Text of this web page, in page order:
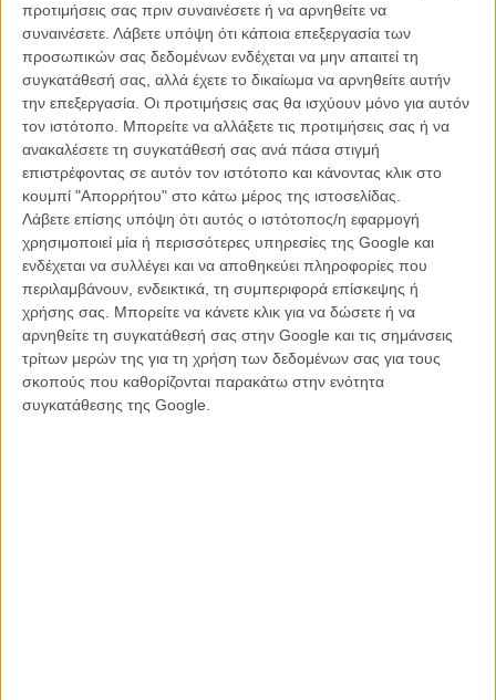
προτιμήσεις σας πριν συναινέσετε ή να αρνηθείτε να
συναινέσετε. Λάβετε υπόψη ότι κάποια επεξεργασία των
προσωπικών σας δεδομένων ενδέχεται να μην απαιτεί τη
συγκατάθεσή σας, αλλά έχετε το δικαίωμα να αρνηθείτε αυτήν
την επεξεργασία. Οι προτιμήσεις σας θα ισχύουν μόνο για αυτόν
τον ιστότοπο. Μπορείτε να αλλάξετε τις προτιμήσεις σας ή να
ανακαλέσετε τη συγκατάθεσή σας ανά πάσα στιγμή
επιστρέφοντας σε αυτόν τον ιστότοπο και κάνοντας κλικ στο
κουμπί "Απορρήτου" στο κάτω μέρος της ιστοσελίδας.
Λάβετε επίσης υπόψη ότι αυτός ο ιστότοπος/η εφαρμογή
χρησιμοποιεί μία ή περισσότερες υπηρεσίες της Google και
ενδέχεται να συλλέγει και να αποθηκεύει πληροφορίες που
περιλαμβάνουν, ενδεικτικά, τη συμπεριφορά επίσκεψης ή
χρήσης σας. Μπορείτε να κάνετε κλικ για να δώσετε ή να
αρνηθείτε τη συγκατάθεσή σας στην Google και τις σημάνσεις
τρίτων μερών της για τη χρήση των δεδομένων σας για τους
σκοπούς που καθορίζονται παρακάτω στην ενότητα
συγκατάθεσης της Google.
Κάτι ανάμεσα σε κωμωδία μυστηρίου, οικογενειακή κομεντί και
τηλεοπτικό επεισόδιο σειράς που θα κοβόταν από τον πιλότο, το
φιλμ του Πασκάλ Μπουρντιό είναι τόσο προχειροφτιαγμένο και
επίτηδες εύκολο ώστε το μόνο που καταφέρνει είναι να σε κάνει να
βαρεθείς από τα πρώτα του βαρετά λεπτά – χωρίς καμία υποψία
πως όσο περνάει η ώρα αυτό το μείγμα κακόγουστων αστείων,
φτηνών μελοδραματισμών και φαρσογκάφας μπορεί και να γινόταν
κάτι πιο ανεκτό για τα μάτια ή τα αυτιά (κάτι βρε παιδί μου).
Η ιστορία του «Για Ονομα του Θεού!» (άσχετος ελληνικός τίτλος με
αναφορά σε
αυτήν εδώ
την επιτυχία) είναι η εξής: ένας απατεώνας
θέλει να κλέψει ένα βιολί ανεκτίμητης αξίας και για να το καταφέρει
σκηνοθετεί το θάνατό του και επιστρατεύει δύο κόρες του από
διαφορετικές γυναίκες τις οποίες δεν έχει γνωρίσει ποτέ προκειμένου
να γίνουν οι συνένοχοί του στο έγκλημα.
Είναι σαφές πως καθώς οι δυο κόρες αρχικά θα αρνηθούν να τον
βοηθήσουν αλλά τελικά θα ενδώσουν στην (πολλών εκατομμυρίων